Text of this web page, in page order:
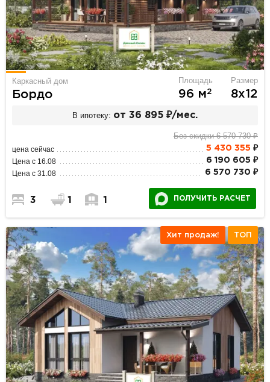
Каркасный дом
Бордо
Площадь
96 м2
Размер
8х12
В ипотеку: от 36 895 ₽/мес.
Без скидки 6 570 730 ₽
цена сейчас 5 430 355 ₽
Цена с 16.08 6 190 605 ₽
Цена с 31.08 6 570 730 ₽
3 1 1 ПОЛУЧИТЬ РАСЧЕТ
Хит продаж! ТОП